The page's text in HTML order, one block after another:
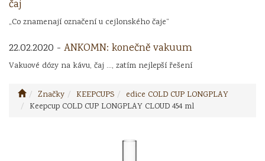
čaj
„Co znamenají označení u cejlonského čaje“
22.02.2020 - ANKOMN: konečně vakuum
Vakuové dózy na kávu, čaj ..., zatím nejlepší řešení
Značky KEEPCUPS
edice COLD CUP LONGPLAY
Keepcup COLD CUP LONGPLAY CLOUD 454 ml